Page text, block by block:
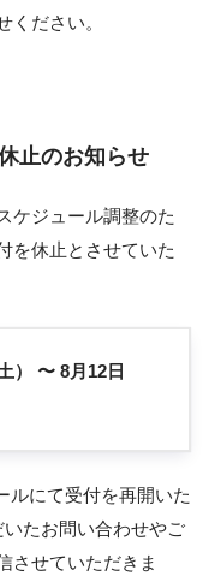
ください。
止のお知らせ
ケジュール調整のた
を休止とさせていた
） 〜 8月12日
ルにて受付を再開いた
たお問い合わせやご
させていただきま